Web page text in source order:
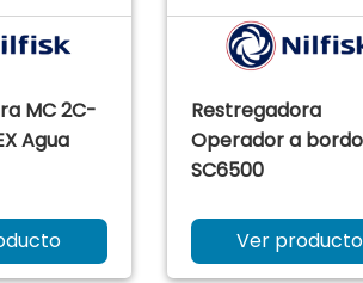
MC 2C-
Agua
Restregadora
Operador a bordo
SC6500
Ver producto